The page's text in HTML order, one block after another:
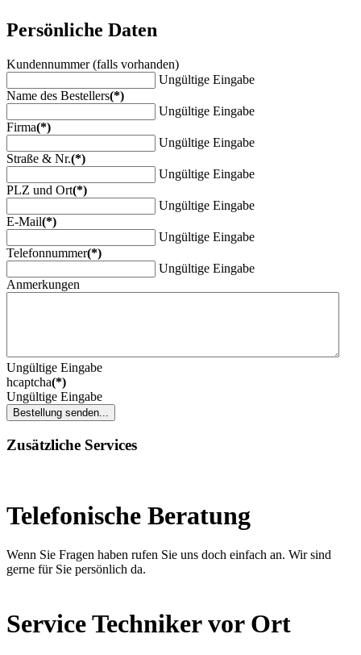
Persönliche Daten
Kundennummer (falls vorhanden)
Ungültige Eingabe
Name des Bestellers(*)
Ungültige Eingabe
Firma(*)
Ungültige Eingabe
Straße & Nr.(*)
Ungültige Eingabe
PLZ und Ort(*)
Ungültige Eingabe
E-Mail(*)
Ungültige Eingabe
Telefonnummer(*)
Ungültige Eingabe
Anmerkungen
Ungültige Eingabe
hcaptcha(*)
Ungültige Eingabe
Bestellung senden...
Zusätzliche Services
Telefonische Beratung
Wenn Sie Fragen haben rufen Sie uns doch einfach an. Wir sind
gerne für Sie persönlich da.
Service Techniker vor Ort